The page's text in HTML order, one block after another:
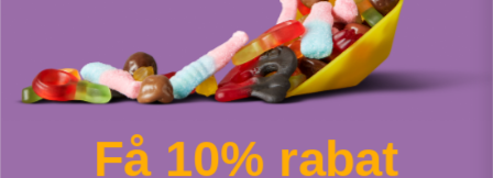
Sour Fruit Burst
FraTayas
PUT I POSE
Skum Isvafler
Fra
PUT I POSE
Få 10% rabat